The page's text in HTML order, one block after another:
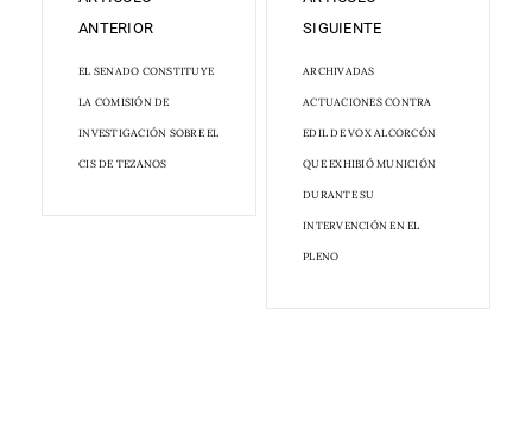
ANTERIOR
EL SENADO CONSTITUYE
LA COMISIÓN DE
INVESTIGACIÓN SOBRE EL
CIS DE TEZANOS
SIGUIENTE
ARCHIVADAS
ACTUACIONES CONTRA
EDIL DE VOX ALCORCÓN
QUE EXHIBIÓ MUNICIÓN
DURANTE SU
INTERVENCIÓN EN EL
PLENO